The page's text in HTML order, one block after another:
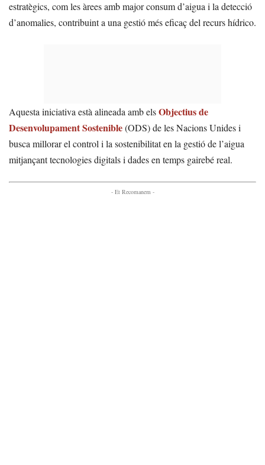
estratègics, com les àrees amb major consum d’aigua i la detecció
d’anomalies, contribuint a una gestió més eficaç del recurs hídrico.
Aquesta iniciativa està alineada amb elsObjectius de
Desenvolupament Sostenible(ODS) de les Nacions Unides i
busca millorar el control i la sostenibilitat en la gestió de l’aigua
mitjançant tecnologies digitals i dades en temps gairebé real.
- Et Recomanem -